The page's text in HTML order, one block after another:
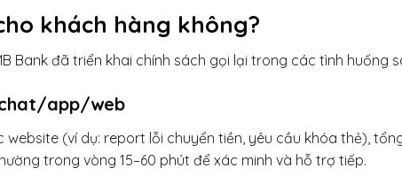
khách hàng không?
Bank đã triển khai chính sách gọi lại trong các tình huống
app/web
(ví dụ: report lỗi chuyển tiền, yêu cầu khóa thẻ),
trong vòng 15–60 phút để xác minh và hỗ trợ tiếp.